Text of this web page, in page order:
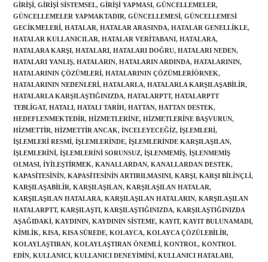
GIRIŞI, GIRIŞI SISTEMSEL, GIRIŞI YAPMASI, GÜNCELLEMELER,
GÜNCELLEMELER YAPMAKTADIR, GÜNCELLEMESI, GÜNCELLEMESI
GECIKMELERI, HATALAR, HATALAR ARASINDA, HATALAR GENELLIKLE,
HATALAR KULLANICILAR, HATALAR VERITABANI, HATALARA,
HATALARA KARŞI, HATALARI, HATALARI DOĞRU, HATALARI NEDEN,
HATALARI YANLIŞ, HATALARIN, HATALARIN ARDINDA, HATALARININ,
HATALARININ ÇÖZÜMLERI, HATALARININ ÇÖZÜMLERIÖRNEK,
HATALARININ NEDENLERI, HATALARLA, HATALARLA KARŞILAŞABILIR,
HATALARLA KARŞILAŞTIĞINIZDA, HATALARPTT, HATALARPTT
TEBLIGAT, HATALI, HATALI TARIH, HATTAN, HATTAN DESTEK,
HEDEFLENMEKTEDIR, HIZMETLERINE, HIZMETLERINE BAŞVURUN,
HIZMETTIR, HIZMETTIR ANCAK, INCELEYECEĞIZ, IŞLEMLERI,
IŞLEMLERI RESMI, IŞLEMLERINDE, IŞLEMLERINDE KARŞILAŞILAN,
IŞLEMLERINI, IŞLEMLERINI SORUNSUZ, IŞLENMEMIŞ, IŞLENMEMIŞ
OLMASI, IYILEŞTIRMEK, KANALLARDAN, KANALLARDAN DESTEK,
KAPASITESININ, KAPASITESININ ARTIRILMASINI, KARŞI, KARŞI BILINÇLI,
KARŞILAŞABILIR, KARŞILAŞILAN, KARŞILAŞILAN HATALAR,
KARŞILAŞILAN HATALARA, KARŞILAŞILAN HATALARIN, KARŞILAŞILAN
HATALARPTT, KARŞILAŞTI, KARŞILAŞTIĞINIZDA, KARŞILAŞTIĞINIZDA
AŞAĞIDAKI, KAYDININ, KAYDININ SISTEME, KAYIT, KAYIT BULUNAMADI,
KIMLIK, KISA, KISA SÜREDE, KOLAYCA, KOLAYCA ÇÖZÜLEBILIR,
KOLAYLAŞTIRAN, KOLAYLAŞTIRAN ÖNEMLI, KONTROL, KONTROL
EDIN, KULLANICI, KULLANICI DENEYIMINI, KULLANICI HATALARI,